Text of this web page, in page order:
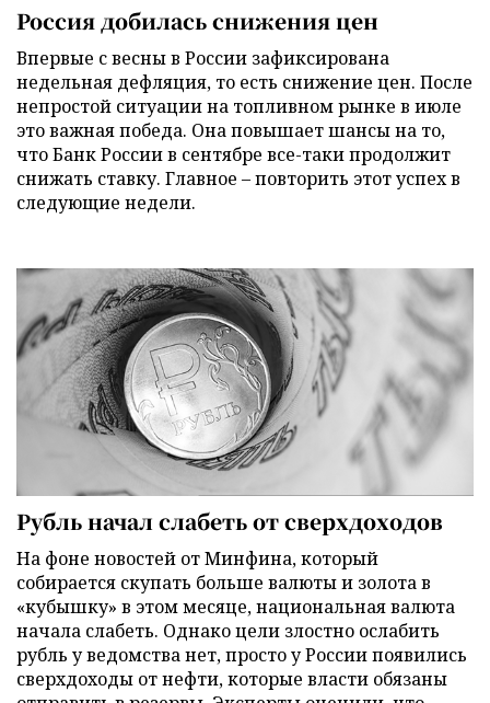
Россия добилась снижения цен
Впервые с весны в России зафиксирована
недельная дефляция, то есть снижение цен. После
непростой ситуации на топливном рынке в июле
это важная победа. Она повышает шансы на то,
что Банк России в сентябре все-таки продолжит
снижать ставку. Главное – повторить этот успех в
следующие недели.
Рубль начал слабеть от сверхдоходов
На фоне новостей от Минфина, который
собирается скупать больше валюты и золота в
«кубышку» в этом месяце, национальная валюта
начала слабеть. Однако цели злостно ослабить
рубль у ведомства нет, просто у России появились
сверхдоходы от нефти, которые власти обязаны